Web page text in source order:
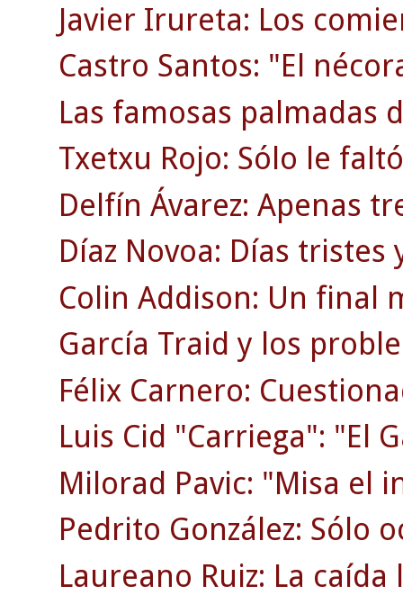
Javier Irureta: Los
Castro Santos: "El
Las famosas palmadas
Txetxu Rojo: Sólo le
Delfín Ávarez: Apenas
Díaz Novoa: Días tristes
Colin Addison: Un final
García Traid y los
Félix Carnero:
Luis Cid "Carriega": "El
Milorad Pavic: "Misa el
Pedrito González: Sólo
Laureano Ruiz: La